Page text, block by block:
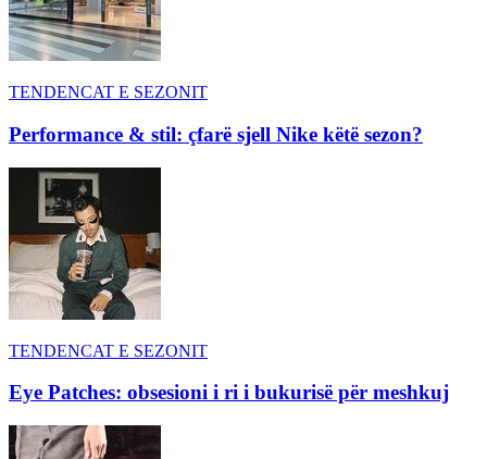
TENDENCAT E SEZONIT
Performance & stil: çfarë sjell Nike këtë sezon?
TENDENCAT E SEZONIT
Eye Patches: obsesioni i ri i bukurisë për meshkuj